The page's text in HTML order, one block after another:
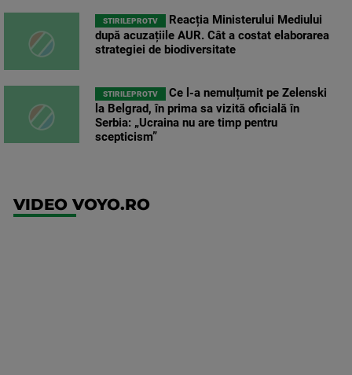
STIRILEPROTV
Reacția Ministerului Mediului
după acuzațiile AUR. Cât a costat elaborarea
strategiei de biodiversitate
STIRILEPROTV
Ce l-a nemulțumit pe Zelenski
la Belgrad, în prima sa vizită oficială în
Serbia: „Ucraina nu are timp pentru
scepticism”
VIDEO VOYO.RO